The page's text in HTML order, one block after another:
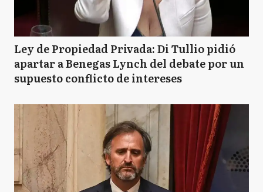
Ley de Propiedad Privada: Di Tullio pidió
apartar a Benegas Lynch del debate por un
supuesto conflicto de intereses